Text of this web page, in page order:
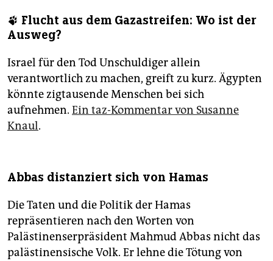
🐾 Flucht aus dem Gazastreifen: Wo ist der
Ausweg?
Israel für den Tod Unschuldiger allein
verantwortlich zu machen, greift zu kurz. Ägypten
könnte zigtausende Menschen bei sich
aufnehmen. Ein taz-Kommentar von Susanne
Knaul.
Abbas distanziert sich von Hamas
Die Taten und die Politik der Hamas
repräsentieren nach den Worten von
Palästinenserpräsident Mahmud Abbas nicht das
palästinensische Volk. Er lehne die Tötung von